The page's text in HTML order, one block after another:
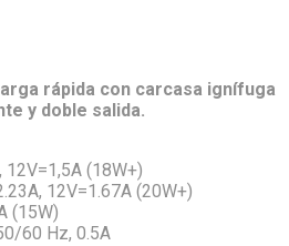
rápida con carcasa ignífuga
y doble salida.
12V=1,5A (18W+)
12V=1.67A (20W+)
(15W)
60 Hz, 0.5A